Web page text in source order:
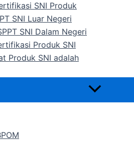
SNI Produk
SNI Luar Negeri
SNI Dalam Negeri
Produk SNI
Produk SNI adalah